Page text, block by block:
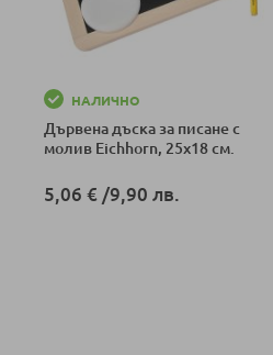
НАЛИЧНО
Дървена дъска за писане с
молив Eichhorn, 25х18 см.
5,06 € /9,90 лв.